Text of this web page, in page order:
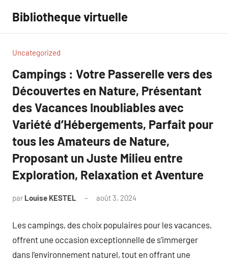
contenu
Bibliotheque virtuelle
Uncategorized
Campings : Votre Passerelle vers des
Découvertes en Nature, Présentant
des Vacances Inoubliables avec
Variété d’Hébergements, Parfait pour
tous les Amateurs de Nature,
Proposant un Juste Milieu entre
Exploration, Relaxation et Aventure
par Louise KESTEL août 3, 2024
Les campings, des choix populaires pour les vacances,
offrent une occasion exceptionnelle de s’immerger
dans l’environnement naturel, tout en offrant une